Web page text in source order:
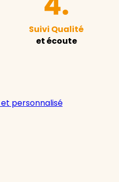
Suivi Qualité
et écoute
personnalisé